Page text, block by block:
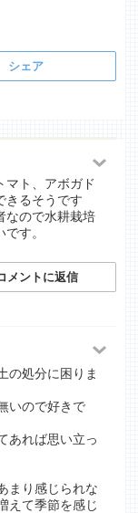
シェア
マト、アボガド
きるそうです
なので水耕栽培
す。
メントに返信
の処分に困りま
いので好きで
あれば思い立っ
まり感じられな
えて季節を感じ